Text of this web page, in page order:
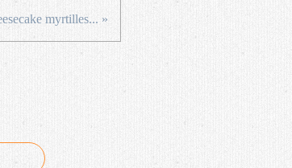
myrtilles... »